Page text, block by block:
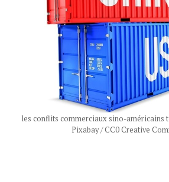
les conflits commerciaux sino-américains
Pixabay / CC0 Creative